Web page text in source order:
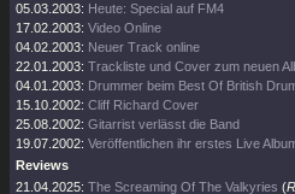
05.03.2003: Heute: Special auf FM4
17.02.2003: Video Online
04.02.2003: Neuer Track online
22.01.2003: Trackliste und Cover zum neuen
04.01.2003: Drummer beim Best Of British
15.10.2002: Cliff Richard Cover
25.08.2002: Gitarrist verlässt die Band
19.07.2002: Veröffentlichen ihr erstes Live
Reviews
21.04.2025: The Screaming Of The Valkyries (